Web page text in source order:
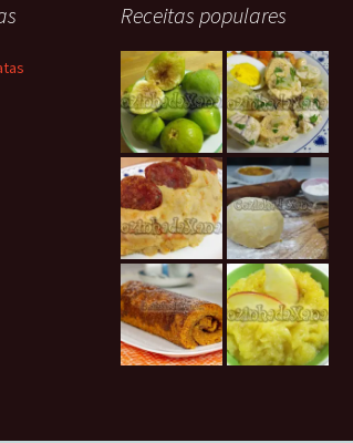
Receitas populares